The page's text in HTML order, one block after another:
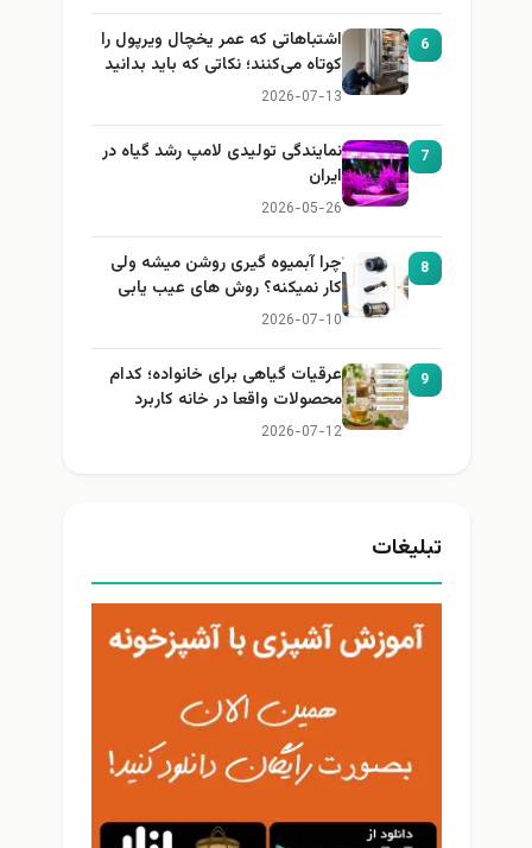
6
اشتباهاتی که عمر یخچال ویرپول را
کوتاه می‌کنند؛ نکاتی که باید بدانید
2026-07-13
7
نمایندگی تولیدی لامپ رشد گیاه در
ایران
2026-05-26
8
چرا آبمیوه گیری روشن میشه ولی
کار نمیکنه؟ روش های عیب یابی
2026-07-10
9
عرقیات گیاهی برای خانواده؛ کدام
محصولات واقعا در خانه کاربرد
دارند؟
2026-07-12
تبلیغات